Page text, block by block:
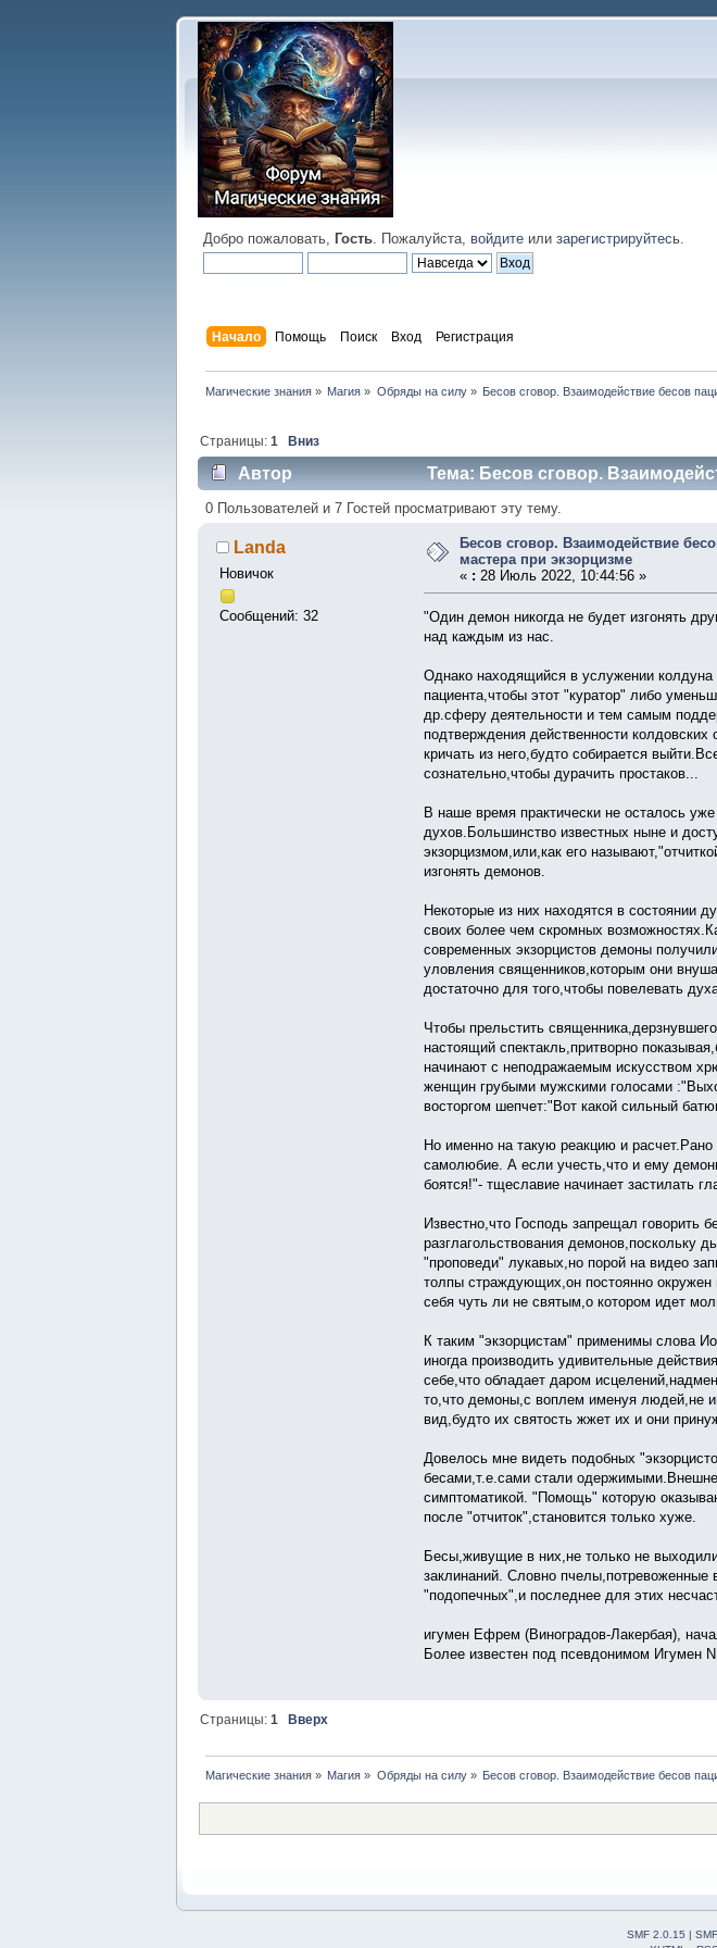
Добро пожаловать, Гость. Пожалуйста, войдите или зарегистрируйтесь.
Начало Помощь Поиск Вход Регистрация
Магические знания» Магия » Обряды на силу» Бесов сговор. Взаимодействие бесов
Страницы:1 Вниз
Автор
Тема: Бесов сговор.
32076 раз)
0 Пользователей и 7 Гостей просматривают эту тему.
Landa
Новичок
Сообщений: 32
Бесов сговор. Взаимодействие
мастера при экзорцизме
« : 28 Июль 2022, 10:44:56 »
"Один демон никогда не будет изгонять
над каждым из нас.
Однако находящийся в услужении
пациента,чтобы этот "куратор" либо
др.сферу деятельности и тем самым
подтверждения действенности
кричать из него,будто собирается
сознательно,чтобы дурачить простаков...
В наше время практически не осталось
духов.Большинство известных ныне и
экзорцизмом,или,как его
изгонять демонов.
Некоторые из них находятся в состоянии
своих более чем скромных
современных экзорцистов демоны
уловления священников,которым они
достаточно для того,чтобы повелевать
Чтобы прельстить
настоящий спектакль,притворно
начинают с неподражаемым искусством
женщин грубыми мужскими голосами
восторгом шепчет:"Вот какой сильный
Но именно на такую реакцию и
самолюбие. А если учесть,что и ему
боятся!"- тщеславие начинает застилать
Известно,что Господь запрещал говорить
разглагольствования демонов,поскольку
"проповеди" лукавых,но порой на видео
толпы страждующих,он постоянно
себя чуть ли не святым,о котором идет
К таким "экзорцистам" применимы слова
иногда производить удивительные
себе,что обладает даром
то,что демоны,с воплем именуя людей,не
вид,будто их святость жжет их и они
Довелось мне видеть подобных
бесами,т.е.сами стали одержимыми.Внешне
симптоматикой. "Помощь" которую
после "отчиток",становится только хуже.
Бесы,живущие в них,не только не
заклинаний. Словно
"подопечных",и последнее для этих
игумен Ефрем (Виноградов-Лакербая),
Более известен под псевдонимом Игумен
Страницы:1
Вверх
Магические знания» Магия » Обряды на силу» Бесов сговор. Взаимодействие бесов
SMF 2.0.15 |